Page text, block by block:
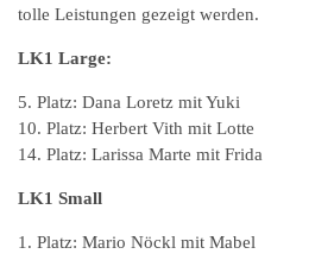
tolle Leistungen gezeigt werden.
LK1 Large:
5. Platz: Dana Loretz mit Yuki
10. Platz: Herbert Vith mit Lotte
14. Platz: Larissa Marte mit Frida
LK1 Small
1. Platz: Mario Nöckl mit Mabel